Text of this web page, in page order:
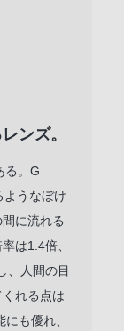
ンズ。
る。G
ようなぼけ
に流れる
は1.4倍、
、人間の目
れる点は
も優れ、